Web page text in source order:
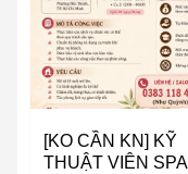
[KO CẦN KN] KỸ
THUẬT VIÊN SPA